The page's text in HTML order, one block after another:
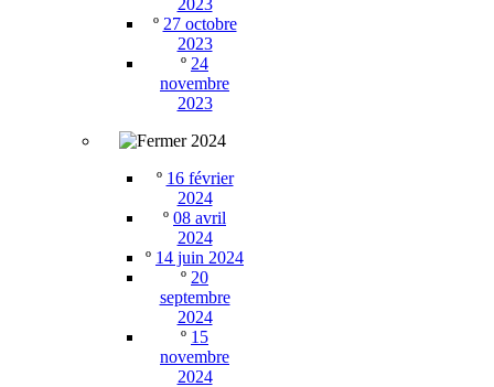
2023
º 27 octobre
2023
º 24
novembre
2023
2024
º 16 février
2024
º 08 avril
2024
º 14 juin 2024
º 20
septembre
2024
º 15
novembre
2024